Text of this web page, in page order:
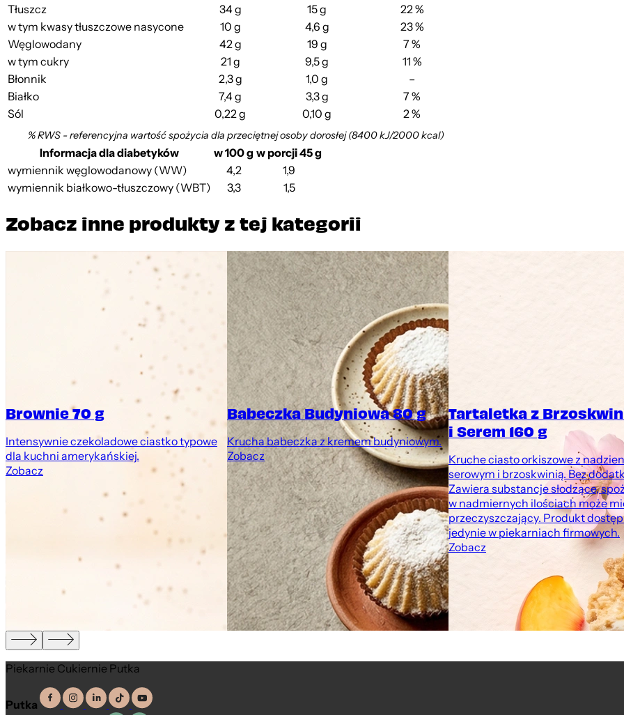
Tłuszcz
34 g 15 g
22 %
w tym kwasy tłuszczowe nasycone
10 g 4,6 g
23 %
Węglowodany
42 g 19 g
7 %
w tym cukry
21 g 9,5 g
11 %
Błonnik
2,3 g 1,0 g
–
Białko
7,4 g 3,3 g
7 %
Sól
0,22 g 0,10 g 2 %
% RWS - referencyjna wartość spożycia dla przeciętnej osoby dorosłej (8400 kJ/2000 kcal)
Informacja dla diabetyków w 100 gw porcji 45 g
wymiennik węglowodanowy (WW)
4,2
1,9
wymiennik białkowo-tłuszczowy (WBT)
3,3 1,5
Zobacz inne produkty z tej kategorii
Brownie 70 g
Intensywnie czekoladowe ciastko typowe
dla kuchni amerykańskiej.
Zobacz
Babeczka Budyniowa 80 g
Krucha babeczka z kremem budyniowym.
Zobacz
Tartaletka z
i Serem 160 g
Kruche ciasto orkiszowe z
serowym i brzoskwinią. Bez
Zawiera substancje słodzące,
w nadmiernych ilościach może
przeczyszczający. Produkt
jedynie w piekarniach firmowych.
Zobacz
Piekarnie Cukiernie Putka
Putka